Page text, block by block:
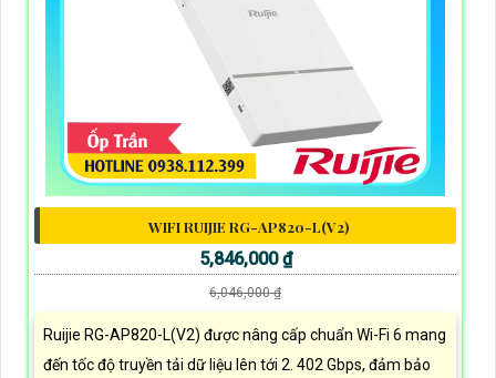
WIFI RUIJIE RG-AP820-L(V2)
5,846,000 ₫
6,046,000 ₫
Ruijie RG-AP820-L(V2) được nâng cấp chuẩn Wi-Fi 6 mang
đến tốc độ truyền tải dữ liệu lên tới 2. 402 Gbps, đảm bảo